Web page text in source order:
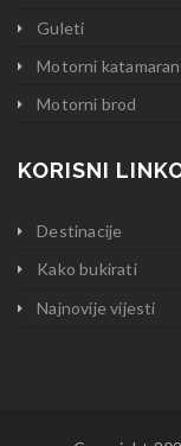
Guleti
Motorni
Motorni brod
KORISNI
Destinacije
Kako bukirati
Najnovije vijesti